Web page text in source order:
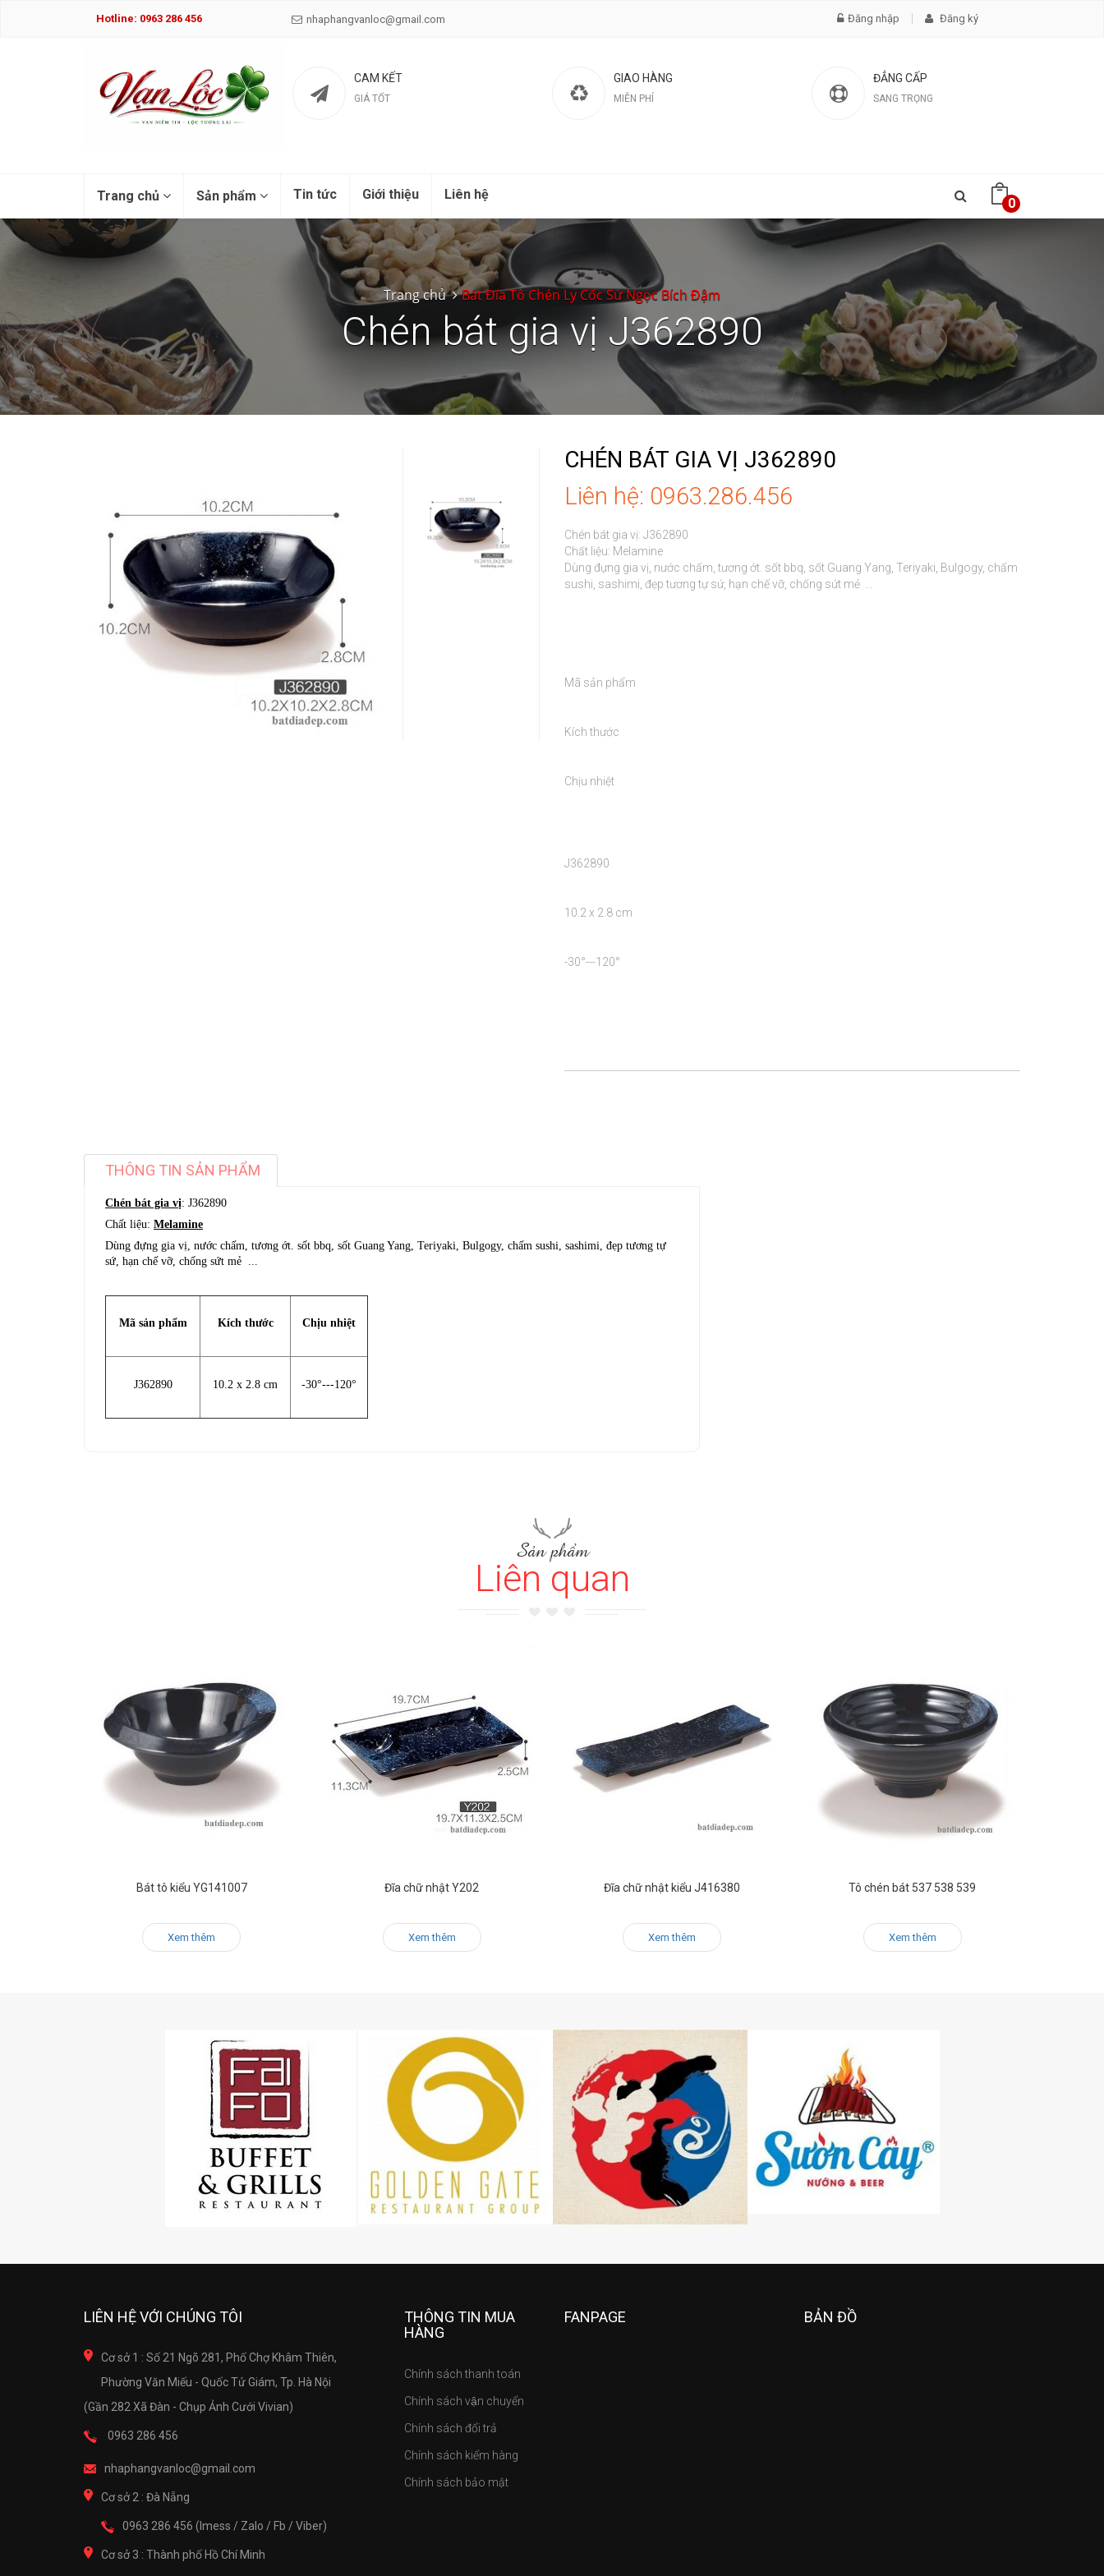
Hotline: 0963 286 456 nhaphangvanloc@gmail.com Đăng nhập Đăng ký
CAM KẾT
GIÁ TỐT
GIAO HÀNG
MIỄN PHÍ
ĐẲNG CẤP
SANG TRỌNG
0
Trang chủ Sản phẩm Tin tức Giới thiệu Liên hệ
Trang chủ Bát Đĩa Tô Chén Ly Cốc Sứ Ngọc Bích Đậm
Chén bát gia vị J362890
CHÉN BÁT GIA VỊ J362890
Liên hệ: 0963.286.456
Chén bát gia vị: J362890
Chất liệu: Melamine
Dùng đựng gia vị, nước chấm, tương ớt. sốt bbq, sốt Guang Yang, Teriyaki, Bulgogy, chấm
sushi, sashimi, đẹp tương tự sứ, hạn chế vỡ, chống sứt mẻ  ...
Mã sản phẩm
Kích thước
Chịu nhiệt
J362890
10.2 x 2.8 cm
-30°---120°
THÔNG TIN SẢN PHẨM
Chén bát gia vị: J362890
Chất liệu: Melamine
Dùng đựng gia vị, nước chấm, tương ớt. sốt bbq, sốt Guang Yang, Teriyaki, Bulgogy, chấm sushi, sashimi, đẹp tương tự
sứ, hạn chế vỡ, chống sứt mẻ ...
Mã sản phẩm Kích thước Chịu nhiệt
J362890 10.2 x 2.8 cm -30°---120°
Sản phẩm
Liên quan
Bát tô kiểu YG141007
Xem thêm
Đĩa chữ nhật Y202
Xem thêm
Đĩa chữ nhật kiểu J416380
Xem thêm
Tô chén bát 537 538 539
Xem thêm
LIÊN HỆ VỚI CHÚNG TÔI
Cơ sở 1 : Số 21 Ngõ 281, Phố Chợ Khâm Thiên,
Phường Văn Miếu - Quốc Tử Giám, Tp. Hà Nội
(Gần 282 Xã Đàn - Chụp Ảnh Cưới Vivian)
0963 286 456
nhaphangvanloc@gmail.com
Cơ sở 2 : Đà Nẵng
0963 286 456 (Imess / Zalo / Fb / Viber)
Cơ sở 3 : Thành phố Hồ Chí Minh
THÔNG TIN MUA
HÀNG
Chính sách thanh toán
Chính sách vận chuyển
Chính sách đổi trả
Chính sách kiểm hàng
Chính sách bảo mật
FANPAGE BẢN ĐỒ